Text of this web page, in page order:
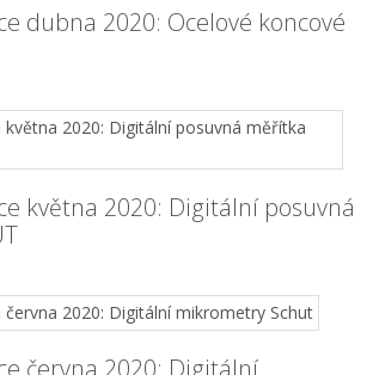
dubna 2020: Ocelové koncové
května 2020: Digitální posuvná
června 2020: Digitální